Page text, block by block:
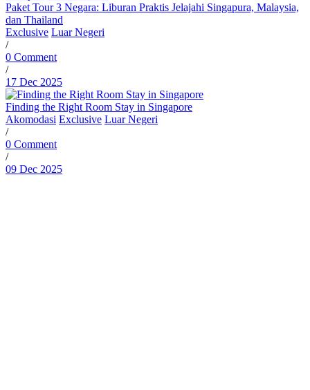
Paket Tour 3 Negara: Liburan Praktis Jelajahi Singapura, Malaysia,
dan Thailand
Exclusive Luar Negeri
/
0 Comment
/
17 Dec 2025
Finding the Right Room Stay in Singapore
Akomodasi Exclusive Luar Negeri
/
0 Comment
/
09 Dec 2025